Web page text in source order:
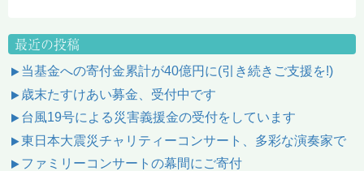
最近の投稿
当基金への寄付金累計が40億円に(引き続きご支援を!)
歳末たすけあい募金、受付中です
台風19号による災害義援金の受付をしています
東日本大震災チャリティーコンサート、多彩な演奏家で
ファミリーコンサートの幕間にご寄付